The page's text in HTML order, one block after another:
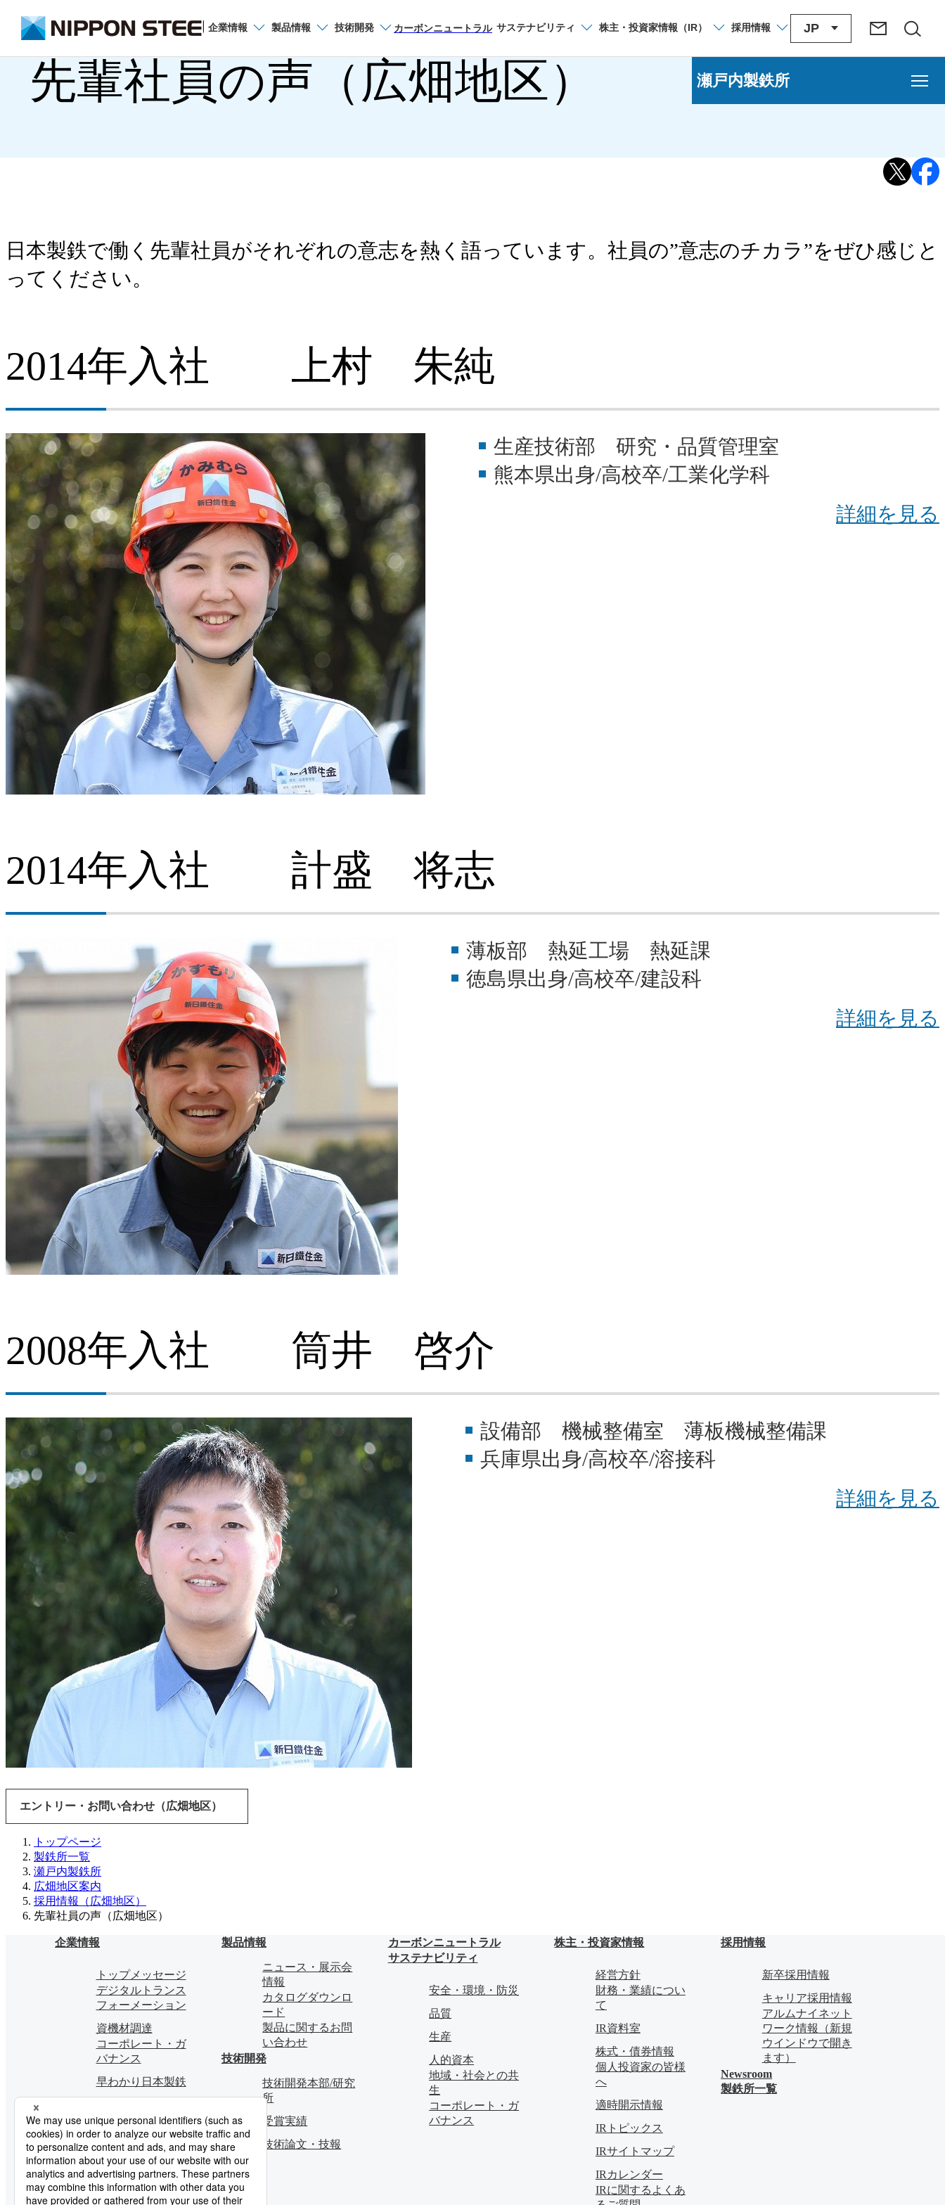
企業情報 製品情報 技術開発 カーボンニュートラル サステナビリティ 株主・投資家情報 （IR） 採用情報 JP
サイト内検索
先輩社員の声（広畑地区）
日本製鉄で働く先輩社員がそれぞれの意志を熱く語っています。社員の”意志のチカラ”をぜひ感じと
ってください。
2014年入社 上村 朱純
生産技術部 研究・品質管理室
熊本県出身/高校卒/工業化学科
詳細を見る
2014年入社 計盛 将志
薄板部 熱延工場 熱延課
徳島県出身/高校卒/建設科
詳細を見る
2008年入社 筒井 啓介
設備部 機械整備室 薄板機械整備課
兵庫県出身/高校卒/溶接科
詳細を見る
エントリー・お問い合わせ（広畑地区）
瀬戸内製鉄所
瀬戸内製鉄所
歴史・沿革（広畑地区）
工場見学のご案内（広畑地区）
関連会社・リンク（広畑地区）
地域・社会貢献（広畑地区）
採用情報（広畑地区）
製品紹介（広畑地区）
ISO登録証・JIS認証書（広畑地区）
アスベスト（石綿）に関する瀬戸内製鉄所 健康相談窓口
所内の野鳥（広畑地区）
瀬戸内製鉄所
キャリア採用（正社員）募集要項（広畑地区）
同好会紹介（広畑地区）
トップページ
製鉄所一覧
瀬戸内製鉄所
広畑地区案内
採用情報（広畑地区）
先輩社員の声（広畑地区）
企業情報
トップメッセージ
デジタルトランス
フォーメーション
資機材調達
コーポレート・ガ
バナンス
早わかり日本製鉄
製品情報
ニュース・展示会
情報
カタログダウンロ
ード
製品に関するお問
い合わせ
技術開発
技術開発本部/研究
所
受賞実績
技術論文・技報
カーボンニュートラル
サステナビリティ
安全・環境・防災
品質
生産
人的資本
地域・社会との共
生
コーポレート・ガ
バナンス
株主・投資家情報
経営方針
財務・業績につい
て
IR資料室
株式・債券情報
個人投資家の皆様
へ
適時開示情報
IRトピックス
IRサイトマップ
IRカレンダー
IRに関するよくあ
採用情報
新卒採用情報
キャリア採用情報
アルムナイネット
ワーク情報 （新規
ウインドウで開き
ます）
Newsroom
製鉄所一覧